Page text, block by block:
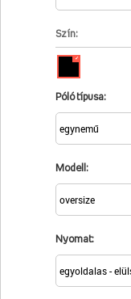
Szín:
✓
Póló típusa:
Modell:
Nyomat: